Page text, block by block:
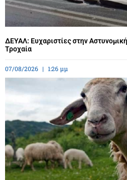
ΔΕΥΑΛ: Ευχαριστίες στην
Τροχαία
07/08/2026 1:26 μμ